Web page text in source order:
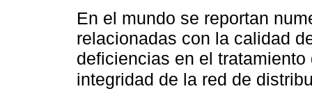
En el mundo se reportan
relacionadas con la calidad
deficiencias en el
integridad de la red de